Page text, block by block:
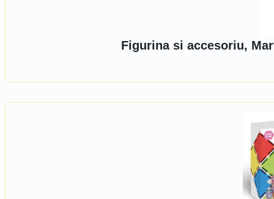
Figurina si accesoriu,